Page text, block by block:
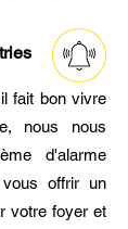
fait bon vivre
nous nous
d'alarme
offrir un
votre foyer et